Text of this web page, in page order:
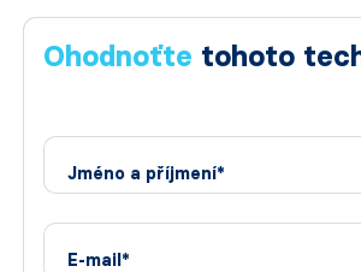
Ohodnoťte tohoto
Jméno a příjmení*
E-mail*